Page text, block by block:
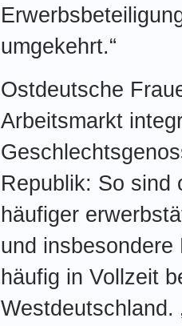
umgekehrt.“
Ostdeutsche
Arbeitsmarkt
Republik: So sind
häufiger
und
häufig in Vollzeit
Westdeutschland.